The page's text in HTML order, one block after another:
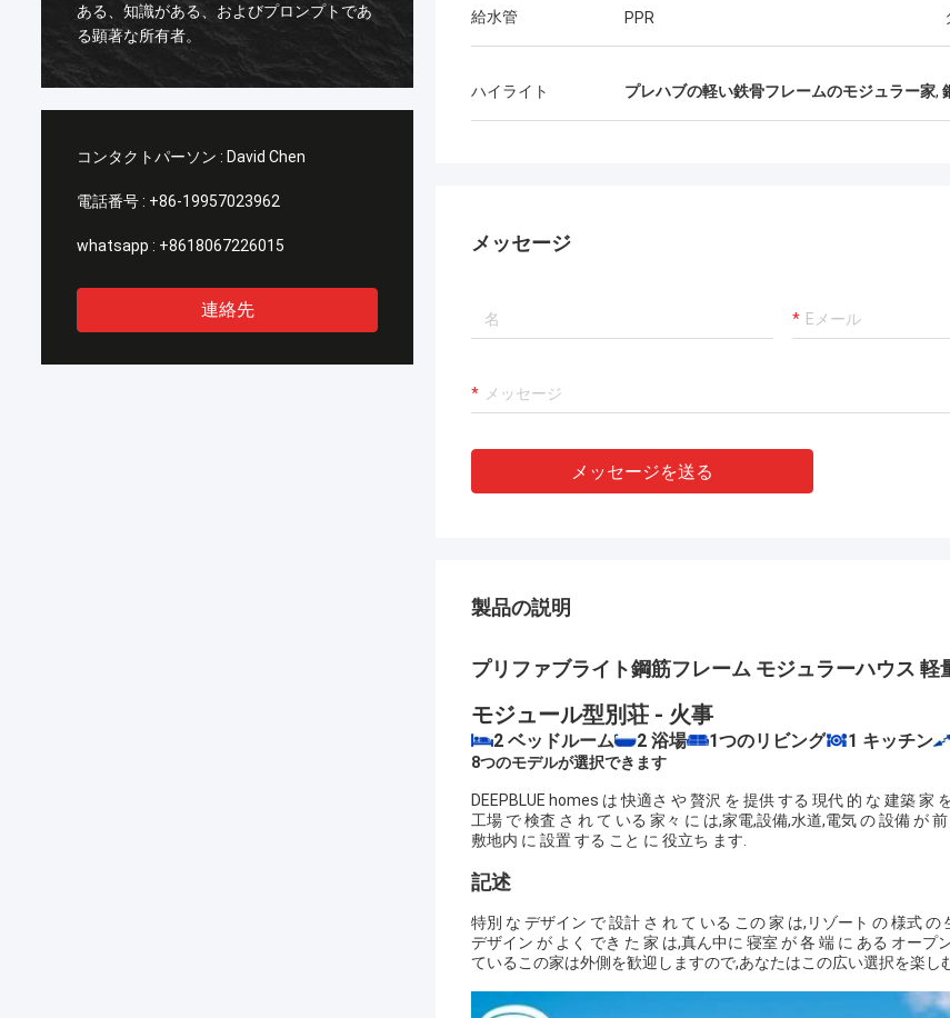
ある、知識がある、およびプロンプトであ
る顕著な所有者。
のデイヴィッドを-組み立てられて推薦し世
界中どこでも出荷することができる解決を
り、責任がある
コンタクトパーソン : David Chen
電話番号 : +86-19957023962
whatsapp : +8618067226015
連絡先
給水管 PPR
ハイライト プレハブの軽い鉄骨フレームのモジュラー家,
メッセージ
メッセージを送る
製品の説明
プリファブライト鋼筋フレーム モジュラーハウス 軽
モジュール型別荘 - 火事
2 ベッドルーム 2 浴場 1つのリビング 1 キッチン
8つのモデルが選択できます
DEEPBLUE homes は 快適さ や 贅沢 を 提供 する 現代 的 な 建築 家
工場 で 検査 さ れ て いる 家々 に は,家電,設備,水道,電気 の 設備 が
敷地内 に 設置 する こと に 役立ち ます.
記述
特別 な デザイン で 設計 さ れ て いる この 家 は,リゾート の 様式
デザイン が よく でき た 家 は,真ん中に 寝室 が 各 端 に ある オー
ているこの家は外側を歓迎しますので,あなたはこの広い選択を楽し